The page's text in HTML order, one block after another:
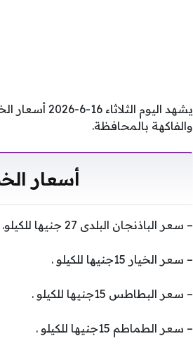
يشهد اليوم
والفاكهة بالمحافظة.
أسعار
– سعر الباذنجان البلدى 27 جنيها للكيلو.
– سعر الخيار 15جنيها للكيلو .
– سعر البطاطس 15جنيها للكيلو .
– سعر الطماطم 15جنيها للكيلو .